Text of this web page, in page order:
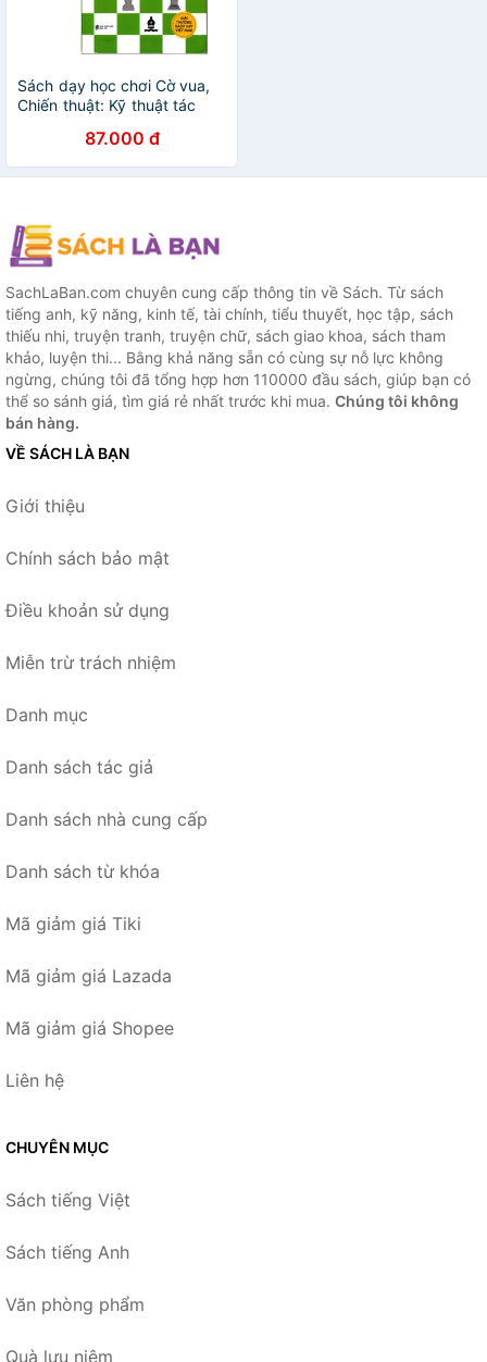
Sách dạy học chơi Cờ vua,
Chiến thuật: Kỹ thuật tác
tư duy (tặng 1 bookmark
chess)
87.000 đ
SachLaBan.com chuyên cung cấp thông tin về Sách. Từ sách
tiếng anh, kỹ năng, kinh tế, tài chính, tiểu thuyết, học tập, sách
thiếu nhi, truyện tranh, truyện chữ, sách giao khoa, sách tham
khảo, luyện thi... Bằng khả năng sẵn có cùng sự nỗ lực không
ngừng, chúng tôi đã tổng hợp hơn 110000 đầu sách, giúp bạn có
thể so sánh giá, tìm giá rẻ nhất trước khi mua. Chúng tôi không
bán hàng.
VỀ SÁCH LÀ BẠN
Giới thiệu
Chính sách bảo mật
Điều khoản sử dụng
Miễn trừ trách nhiệm
Danh mục
Danh sách tác giả
Danh sách nhà cung cấp
Danh sách từ khóa
Mã giảm giá Tiki
Mã giảm giá Lazada
Mã giảm giá Shopee
Liên hệ
CHUYÊN MỤC
Sách tiếng Việt
Sách tiếng Anh
Văn phòng phẩm
Quà lưu niệm